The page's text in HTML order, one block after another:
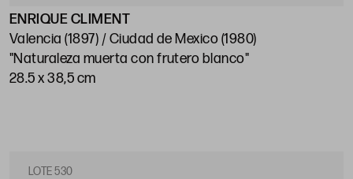
ENRIQUE CLIMENT
Valencia (1897) / Ciudad de Mexico (1980)
"Naturaleza muerta con frutero blanco"
28.5 x 38,5 cm
LOTE 530